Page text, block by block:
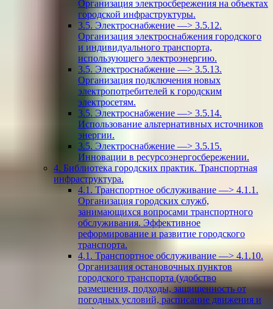
Организация электросбережения на объектах
городской инфраструктуры.
3.5. Электроснабжение —> 3.5.12.
Организация электроснабжения городского
и индивидуального транспорта,
использующего электроэнергию.
3.5. Электроснабжение —> 3.5.13.
Организация подключения новых
электропотребителей к городским
электросетям.
3.5. Электроснабжение —> 3.5.14.
Использование альтернативных источников
энергии.
3.5. Электроснабжение —> 3.5.15.
Инновации в ресурсоэнергосбережении.
4. Библиотека городских практик. Транспортная
инфраструктура.
4.1. Транспортное обслуживание —> 4.1.1.
Организация городских служб,
занимающихся вопросами транспортного
обслуживания. Эффективное
реформирование и развитие городского
транспорта.
4.1. Транспортное обслуживание —> 4.1.10.
Организация остановочных пунктов
городского транспорта (удобство
размещения, подходы, защищенность от
погодных условий, расписание движения и